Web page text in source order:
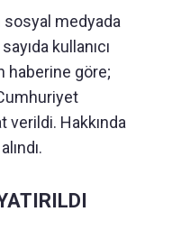
sosyal medyada
kullanıcı
haberine göre;
verildi. Hakkında